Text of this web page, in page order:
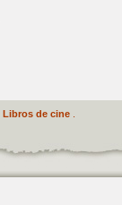
Libros de cine.